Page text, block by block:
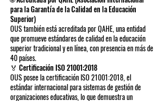
para la Garantía de la Calidad en la Educación
Superior)
OUS también está acreditada por QAHE, una entidad
que promueve estándares de calidad en la educación
superior tradicional y en línea, con presencia en más de
40 países.
🏅 Certificación ISO 21001:2018
OUS posee la certificación ISO 21001:2018, el
estándar internacional para sistemas de gestión de
organizaciones educativas, lo que demuestra un